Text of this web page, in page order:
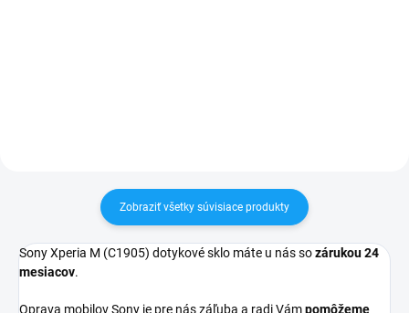
Zobraziť všetky súvisiace produkty
Sony Xperia M (C1905) dotykové sklo máte u nás sozárukou 24
mesiacov.
Oprava mobilov Sony je pre nás záľuba a radi Vámpomôžeme